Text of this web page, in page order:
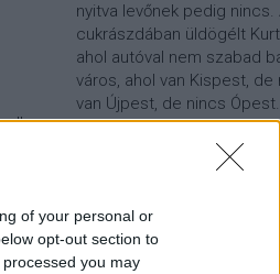
of your personal or
opt-out section to
you may
nyitva levőnek pedig nincs.
cukrászdában üldögélt
ahol autóval nem szabad
város, ahol van Kispest, de
van Újpest, de nincs
Városháza nem a város
lelátóról nézhetünk élőben
Kapcsolat: 7788fido
A blog ezeken a helyeken